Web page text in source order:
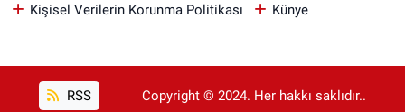
Kişisel Verilerin Korunma Politikası
Künye
RSS Copyright © 2024. Her hakkı saklıdır..